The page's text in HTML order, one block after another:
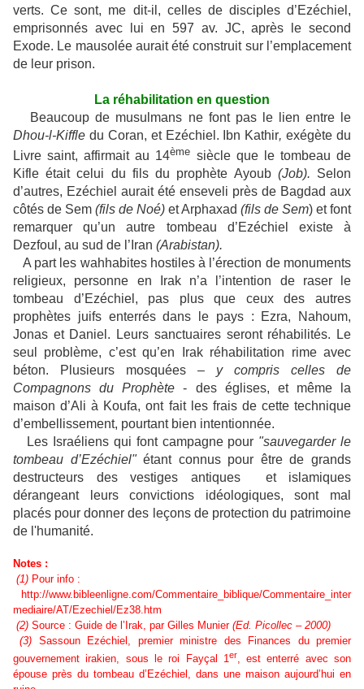
verts. Ce sont, me dit-il, celles de disciples d’Ezéchiel,
emprisonnés avec lui en 597 av. JC, après le second
Exode. Le mausolée aurait été construit sur l’emplacement
de leur prison.
La réhabilitation en question
Beaucoup de musulmans ne font pas le lien entre le
Dhou-l-Kiffle du Coran, et Ezéchiel. Ibn Kathir, exégète du
Livre saint, affirmait au 14ème siècle que le tombeau de
Kifle était celui du fils du prophète Ayoub (Job). Selon
d’autres, Ezéchiel aurait été enseveli près de Bagdad aux
côtés de Sem (fils de Noé) et Arphaxad (fils de Sem) et font
remarquer qu’un autre tombeau d’Ezéchiel existe à
Dezfoul, au sud de l’Iran (Arabistan).
A part les wahhabites hostiles à l’érection de monuments
religieux, personne en Irak n’a l’intention de raser le
tombeau d’Ezéchiel, pas plus que ceux des autres
prophètes juifs enterrés dans le pays : Ezra, Nahoum,
Jonas et Daniel. Leurs sanctuaires seront réhabilités. Le
seul problème, c’est qu’en Irak réhabilitation rime avec
béton. Plusieurs mosquées – y compris celles de
Compagnons du Prophète - des églises, et même la
maison d’Ali à Koufa, ont fait les frais de cette technique
d’embellissement, pourtant bien intentionnée.
Les Israéliens qui font campagne pour "sauvegarder le
tombeau d’Ezéchiel"étant connus pour être de grands
destructeurs des vestiges antiques et islamiques
dérangeant leurs convictions idéologiques, sont mal
placés pour donner des leçons de protection du patrimoine
de l'humanité.
Notes :
(1) Pour info :
http://www.bibleenligne.com/Commentaire_biblique/Commentaire_inter
mediaire/AT/Ezechiel/Ez38.htm
(2) Source : Guide de l’Irak, par Gilles Munier (Ed. Picollec – 2000)
(3) Sassoun Ezéchiel, premier ministre des Finances du premier
gouvernement irakien, sous le roi Fayçal 1 er
, est enterré avec son
épouse près du tombeau d’Ezéchiel, dans une maison aujourd’hui en